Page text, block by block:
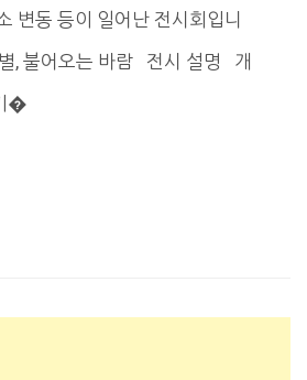
변동 등이 일어난 전시회입니
, 불어오는 바람 전시 설명 개
�